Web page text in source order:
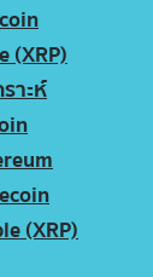
(XRP)
าะห์
(XRP)